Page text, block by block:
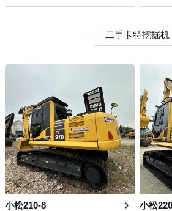
二手卡特挖掘机
小松210-8 小松